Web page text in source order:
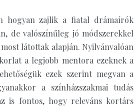
hogyan zajlik a fiatal drámaírók
de valószínűleg jó módszerekkel
látottak alapján. Nyilvánvalóan
a legjobb mentora ezeknek a
ezek szerint megvan a
a színházszakmai tudás
is fontos, hogy releváns kortárs